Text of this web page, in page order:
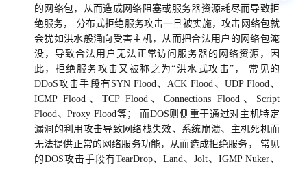
的网络包，从而造成网络阻塞或服务器资源耗尽而导致拒
绝服务， 分布式拒绝服务攻击一旦被实施，攻击网络包就
会犹如洪水般涌向受害主机，从而把合法用户的网络包淹
没，导致合法用户无法正常访问服务器的网络资源，因
此，拒绝服务攻击又被称之为“洪水式攻击”， 常见的
DDoS攻击手段有SYN Flood、ACK Flood、UDP Flood、
ICMP Flood、TCP Flood、Connections Flood、Script
Flood、Proxy Flood等； 而DOS则侧重于通过对主机特定
漏洞的利用攻击导致网络栈失效、系统崩溃、主机死机而
无法提供正常的网络服务功能，从而造成拒绝服务， 常见
的DOS攻击手段有TearDrop、Land、Jolt、IGMP Nuker、